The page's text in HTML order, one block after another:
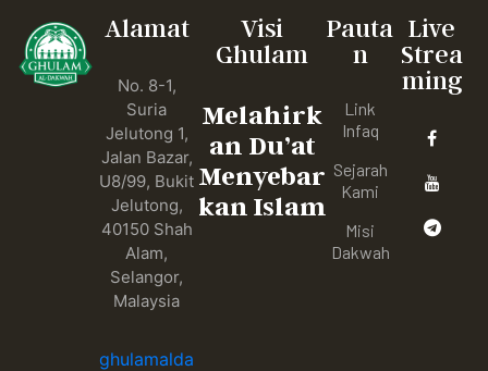
Alamat
No. 8-1,
Suria
Jelutong 1,
Jalan Bazar,
U8/99, Bukit
Jelutong,
40150 Shah
Alam,
Selangor,
Malaysia
ghulamalda
Visi
Ghulam
Melahirk
an Du’at
Menyebar
kan Islam
Pauta
n
Link
Infaq
Sejarah
Kami
Misi
Dakwah
Live
Strea
ming